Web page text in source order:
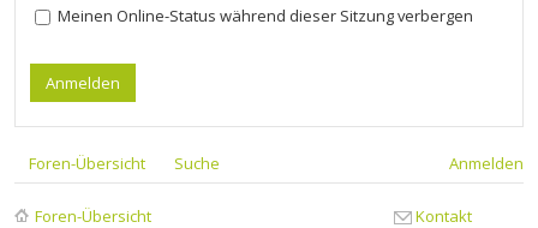
Meinen Online-Status während dieser Sitzung verbergen
Foren-Übersicht Suche Anmelden
Foren-Übersicht Kontakt